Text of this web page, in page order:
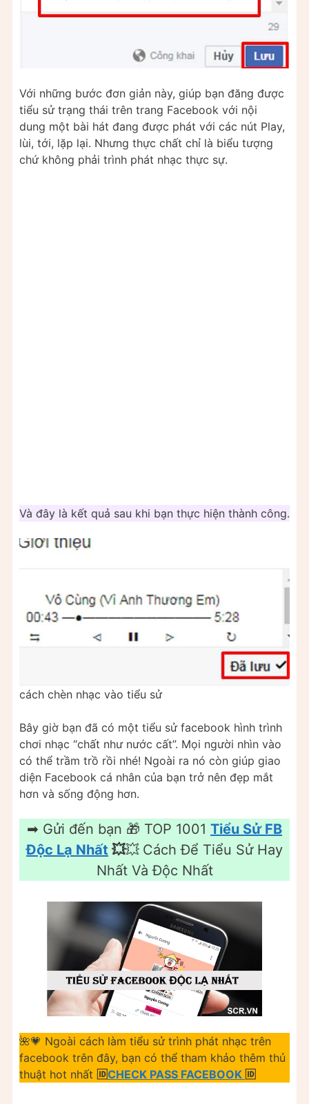
Với những bước đơn giản này, giúp bạn đăng được
tiểu sử trạng thái trên trang Facebook với nội
dung một bài hát đang được phát với các nút Play,
lùi, tới, lặp lại. Nhưng thực chất chỉ là biểu tượng
chứ không phải trình phát nhạc thực sự.
Và đây là kết quả sau khi bạn thực hiện thành công.
cách chèn nhạc vào tiểu sử
Bây giờ bạn đã có một tiểu sử facebook hình trình
chơi nhạc “chất như nước cất”. Mọi người nhìn vào
có thể trầm trồ rồi nhé! Ngoài ra nó còn giúp giao
diện Facebook cá nhân của bạn trở nên đẹp mắt
hơn và sống động hơn.
➡ Gửi đến bạn 🎁 TOP 1001 Tiểu Sử FB
Độc Lạ Nhất 💥💥 Cách Để Tiểu Sử Hay
Nhất Và Độc Nhất
🌺💗 Ngoài cách làm tiểu sử trình phát nhạc trên
facebook trên đây, bạn có thể tham khảo thêm thủ
thuật hot nhất 🆔CHECK PASS FACEBOOK 🆔